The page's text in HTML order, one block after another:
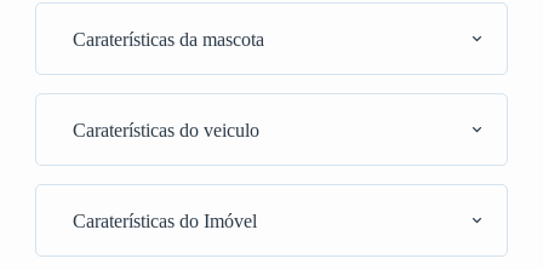
Caraterísticas da mascota
Caraterísticas do veiculo
Caraterísticas do Imóvel